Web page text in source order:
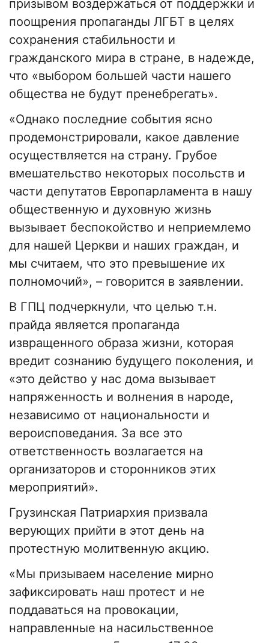
призывом воздержаться от поддержки и
поощрения пропаганды ЛГБТ в целях
сохранения стабильности и
гражданского мира в стране, в надежде,
что «выбором большей части нашего
общества не будут пренебрегать».
«Однако последние события ясно
продемонстрировали, какое давление
осуществляется на страну. Грубое
вмешательство некоторых посольств и
части депутатов Европарламента в нашу
общественную и духовную жизнь
вызывает беспокойство и неприемлемо
для нашей Церкви и наших граждан, и
мы считаем, что это превышение их
полномочий», – говорится в заявлении.
В ГПЦ подчеркнули, что целью т.н.
прайда является пропаганда
извращенного образа жизни, которая
вредит сознанию будущего поколения, и
«это действо у нас дома вызывает
напряженность и волнения в народе,
независимо от национальности и
вероисповедания. За все это
ответственность возлагается на
организаторов и сторонников этих
мероприятий».
Грузинская Патриархия призвала
верующих прийти в этот день на
протестную молитвенную акцию.
«Мы призываем население мирно
зафиксировать наш протест и не
поддаваться на провокации,
направленные на насильственное